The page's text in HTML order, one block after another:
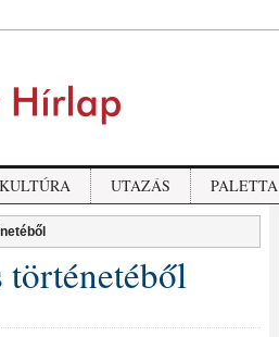
KULTÚRA UTAZÁS PALETTA
történetéből